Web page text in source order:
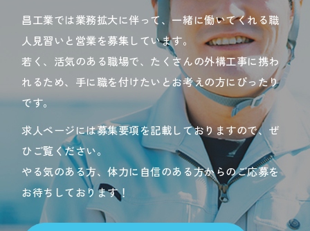
昌工業では業務拡大に伴って、一緒に働いてくれる職
人見習いと営業を募集しています。
若く、活気のある職場で、たくさんの外構工事に携わ
れるため、手に職を付けたいとお考えの方にぴったり
です。
求人ページには募集要項を記載しておりますので、ぜ
ひご覧ください。
やる気のある方、体力に自信のある方からのご応募を
お待ちしております！